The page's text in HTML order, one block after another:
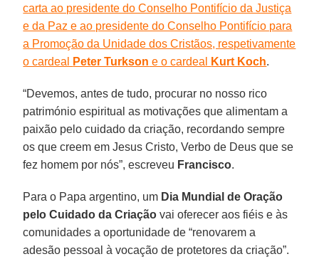
carta ao presidente do Conselho Pontifício da Justiça
e da Paz e ao presidente do Conselho Pontifício para
a Promoção da Unidade dos Cristãos, respetivamente
o cardeal
Peter Turkson e o cardeal Kurt Koch.
“Devemos, antes de tudo, procurar no nosso rico
património espiritual as motivações que alimentam a
paixão pelo cuidado da criação, recordando sempre
os que creem em Jesus Cristo, Verbo de Deus que se
fez homem por nós”, escreveu Francisco.
Para o Papa argentino, um Dia Mundial de Oração
pelo Cuidado da Criação vai oferecer aos fiéis e às
comunidades a oportunidade de “renovarem a
adesão pessoal à vocação de protetores da criação”.